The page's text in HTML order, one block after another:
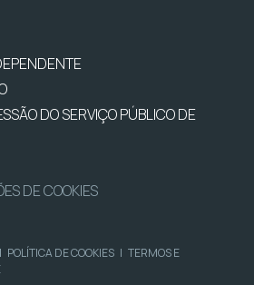
DO SERVIÇO PÚBLICO DE
DE COOKIES
| POLÍTICA DE COOKIES | TERMOS E